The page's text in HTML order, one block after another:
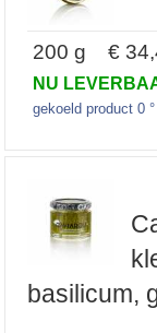
200 g €
NU
gekoeld product 0
basilicum,